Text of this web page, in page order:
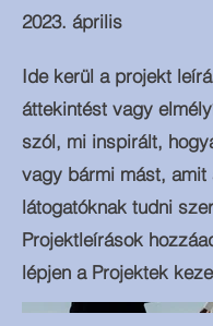
2023. április
Ide kerül a projekt
áttekintést vagy
szól, mi inspirált,
vagy bármi mást, amit
látogatóknak tudni
Projektleírások
lépjen a Projektek